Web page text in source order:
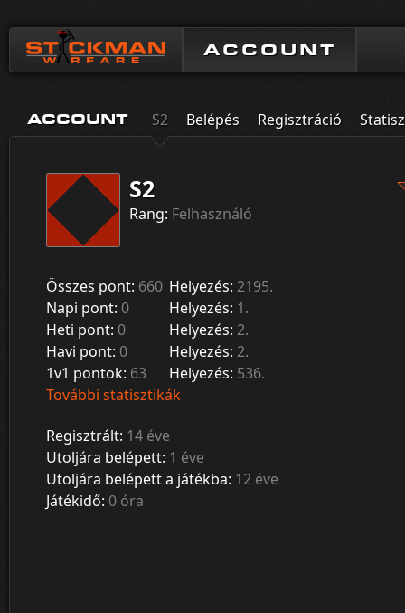
ACCOUNT
ACCOUNT S2 Belépés Regisztráció
S2
Rang: Felhasználó
Összes pont: 660 Helyezés: 2195.
Napi pont: 0 Helyezés: 1.
Heti pont: 0 Helyezés: 2.
Havi pont: 0 Helyezés: 2.
1v1 pontok: 63 Helyezés: 536.
További statisztikák
Regisztrált: 14 éve
Utoljára belépett: 1 éve
Utoljára belépett a játékba: 12 éve
Játékidő: 0 óra